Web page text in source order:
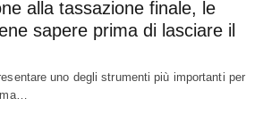
alla tassazione finale, le
sapere prima di lasciare il
uno degli strumenti più importanti per
ma…